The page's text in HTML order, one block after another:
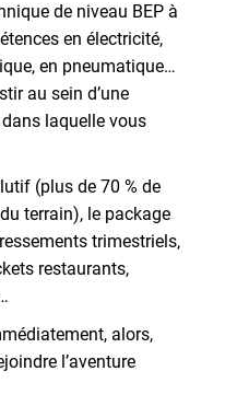
de niveau BEP à
en électricité,
en pneumatique…
au sein d’une
laquelle vous
(plus de 70 % de
terrain), le package
trimestriels,
restaurants,
alors,
l’aventure